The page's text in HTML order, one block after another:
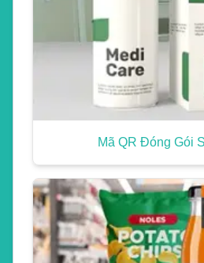
Mã QR Đóng Gói